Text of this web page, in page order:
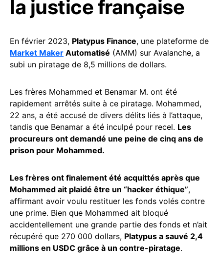
la justice française
En février 2023, Platypus Finance, une plateforme de
Market Maker Automatisé (AMM) sur Avalanche, a
subi un piratage de 8,5 millions de dollars.
Les frères Mohammed et Benamar M. ont été
rapidement arrêtés suite à ce piratage. Mohammed,
22 ans, a été accusé de divers délits liés à l’attaque,
tandis que Benamar a été inculpé pour recel. Les
procureurs ont demandé une peine de cinq ans de
prison pour Mohammed.
Les frères ont finalement été acquittés après que
Mohammed ait plaidé être un “hacker éthique”,
affirmant avoir voulu restituer les fonds volés contre
une prime. Bien que Mohammed ait bloqué
accidentellement une grande partie des fonds et n’ait
récupéré que 270 000 dollars, Platypus a sauvé 2,4
millions en USDC grâce à un contre-piratage.